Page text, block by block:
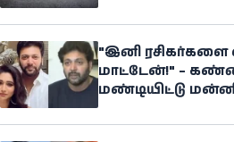
"இனி ரசிகர்களை
மாட்டேன்!" –
மண்டியிட்டு
மோகன்